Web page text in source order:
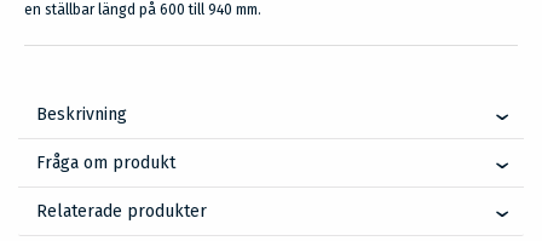
en ställbar längd på 600 till 940 mm.
Beskrivning
Fråga om produkt
Relaterade produkter